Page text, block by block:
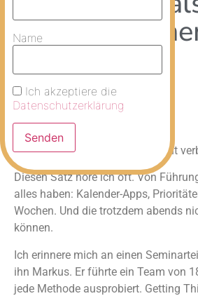
VORIGER
Achtsamkeit
„Ich muss mein Zeitmanagement
Diesen Satz höre ich oft. Von
alles haben: Kalender-Apps,
Wochen. Und die trotzdem abends
können.
Ich erinnere mich an einen
ihn Markus. Er führte ein Team von
jede Methode ausprobiert. Getting
Name
Ich akzeptiere die
Datenschutzerklärung